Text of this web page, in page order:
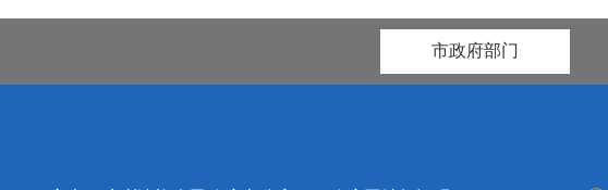
市政府部门